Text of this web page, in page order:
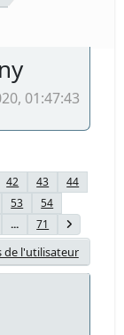
01:47:43
42 43
44
53
54
... 71
de l'utilisateur